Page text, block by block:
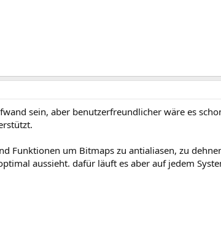
sein, aber benutzerfreundlicher wäre es
Funktionen um Bitmaps zu antialiasen, zu
aussieht. dafür läuft es aber auf jedem